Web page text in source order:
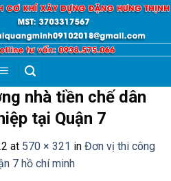
nhà tiền chế dân
tại Quận 7
at 570 × 321 in Đơn vị thi công
7 hồ chí minh